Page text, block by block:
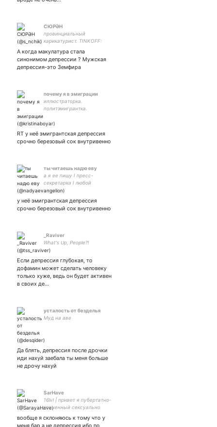
СЮРӘН
провинциальный
карикатурист. TINKOFF:
А когда макулатура стала
синонимом депрессии ? Мужская
депрессия-это Земфира
почему я в эмиграции
иллюстраторка.
политэмигрантка.
альтернативная
вшэ, мемы, рисунки. она/
ее. закрытка
RT у неё эмигрантская депрессия
срочно березовый сок внутривенно
ты читаешь надю еву
а я ее пишу I пресс-
секретарка I любой
шитпост в этом аккаунте —
у неё эмигрантская депрессия
срочно березовый сок внутривенно
_Raviver
What's Up, People?!
Если депрессия глубокая, то
дофамин может сделать человеку
только хуже, ведь он будет активен
в своих де…
усталость от безделья
Муд на аве
Да блять, депрессия после дрочки
иди нахуй заебала ты меня больше
не дрочу нахуй
SarHave
16lvl | привет я пубертатно-
конченный сексуально
зарплатой из
вообще я склоняюсь к тому что у
меня бар а не депрессия ибо по